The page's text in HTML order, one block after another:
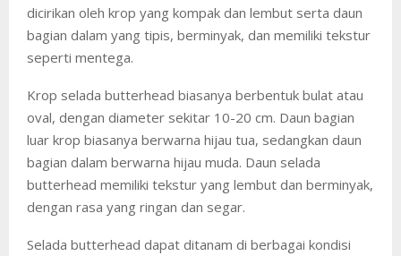
dicirikan oleh krop yang kompak dan lembut serta daun
bagian dalam yang tipis, berminyak, dan memiliki tekstur
seperti mentega.
Krop selada butterhead biasanya berbentuk bulat atau
oval, dengan diameter sekitar 10-20 cm. Daun bagian
luar krop biasanya berwarna hijau tua, sedangkan daun
bagian dalam berwarna hijau muda. Daun selada
butterhead memiliki tekstur yang lembut dan berminyak,
dengan rasa yang ringan dan segar.
Selada butterhead dapat ditanam di berbagai kondisi